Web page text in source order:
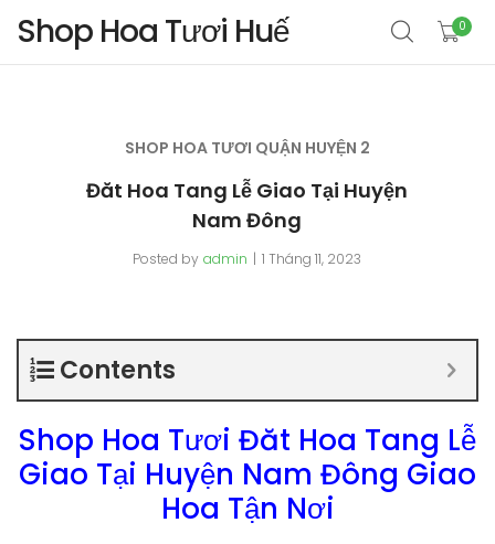
Shop Hoa Tươi Huế 0
SHOP HOA TƯƠI QUẬN HUYỆN 2
Đăt Hoa Tang Lễ Giao Tại Huyện
Nam Đông
Posted by admin 1 Tháng 11, 2023
Contents
Shop Hoa Tươi Đăt Hoa Tang Lễ
Giao Tại Huyện Nam Đông Giao
Hoa Tận Nơi